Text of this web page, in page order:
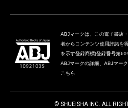
ABJマークは、この電子書店
者からコンテンツ使用許諾を
を示す登録商標(登録番号第
ABJマークの詳細、ABJマー
こちら
© SHUEISHA INC. ALL